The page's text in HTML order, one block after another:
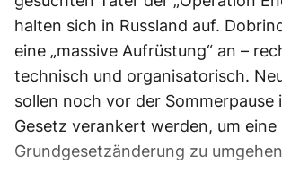
halten sich in Russland auf.
eine „massive Aufrüstung“ an –
technisch und organisatorisch.
sollen noch vor der Sommerpause
Gesetz verankert werden, um eine
Grundgesetzänderung zu